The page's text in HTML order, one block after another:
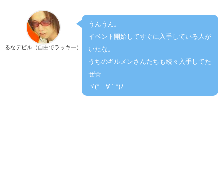
るなデビル（自由でラッキー）
うんうん。
イベント開始してすぐに入手している人が
いたな。
うちのギルメンさんたちも続々入手してた
ぜ☆
ヾ(*´∀｀*)ﾉ